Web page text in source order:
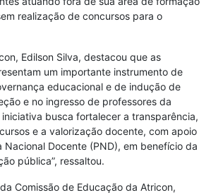
realização de concursos para o
Edilson Silva, destacou que as
um importante instrumento de
educacional e de indução de
e no ingresso de professores da
iniciativa busca fortalecer a transparência,
e a valorização docente, com apoio
Nacional Docente (PND), em benefício da
pública”, ressaltou.
Comissão de Educação da Atricon,